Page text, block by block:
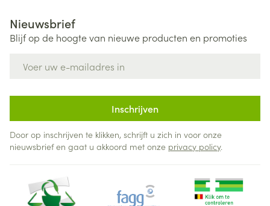
Nieuwsbrief
Blijf op de hoogte van nieuwe producten en promoties
Inschrijven
Door op inschrijven te klikken, schrijft u zich in voor onze
nieuwsbrief en gaat u akkoord met onze privacy policy.